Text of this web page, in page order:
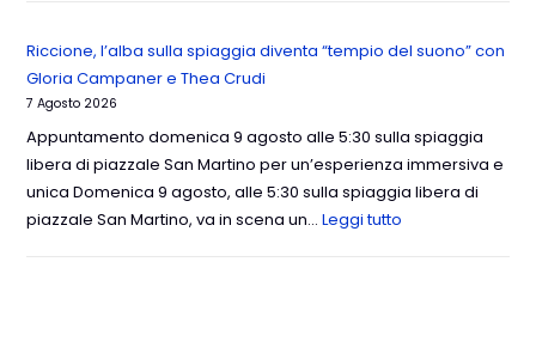
Riccione, l’alba sulla spiaggia diventa “tempio del suono” con
Gloria Campaner e Thea Crudi
7 Agosto 2026
Appuntamento domenica 9 agosto alle 5:30 sulla spiaggia
libera di piazzale San Martino per un’esperienza immersiva e
unica Domenica 9 agosto, alle 5:30 sulla spiaggia libera di
piazzale San Martino, va in scena un…Leggi tutto